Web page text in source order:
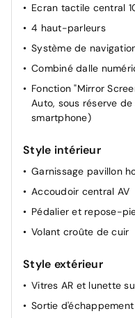
Miroir de courtoisie
Allumage
Commutation
croisement
Rétroviseur intérieur
Projecteurs réglables
Ecran tactile central
4 haut-parleurs
Système de
Combiné dalle
Fonction "Mirror
Auto, sous réserve
smartphone)
Style intérieur
Garnissage pavillon
Accoudoir central AV
Pédalier et repose-
Volant croûte de cuir
Style extérieur
Vitres AR et lunette
Sortie